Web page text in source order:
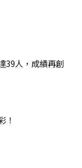
39人，成績再創
！